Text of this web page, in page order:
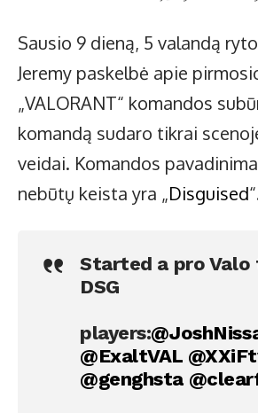
Sausio 9 dieną, 5 valandą
Jeremy paskelbė apie
„VALORANT“ komandos
komandą sudaro tikrai
veidai. Komandos
nebūtų keista yra „Disguised
Started a pro Valo
DSG
players:
@ExaltVAL
@genghsta